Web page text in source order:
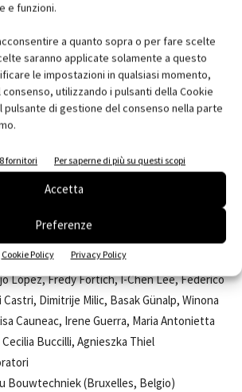
e funzioni.
a quanto sopra o per fare scelte
saranno applicate solamente a questo
le impostazioni in qualsiasi momento,
utilizzando i pulsanti della Cookie
pulsante di gestione del consenso nella parte
fornitori Per saperne di più su questi scopi
Accetta
Preferenze
Cookie Policy Privacy Policy
de Vries, Bertrand Schippan,
Lodé
de Vries, Bertrand Schippan,
Melgarejo López, Fredy Fortich, I-Chen
Liu, Federico Fiorino, Winona Golenja
Hildegarde Allain, Zala Kanc
de Vries, Bertrand Schippan, Catherine
López, Fredy Fortich, I-Chen Lee, Federico
Castri, Dimitrije Milic, Basak Günalp, Winona
Cauneac, Irene Guerra, Maria Antonietta
Buccilli, Agnieszka Thiel
Bouwtechniek (Bruxelles, Belgio)